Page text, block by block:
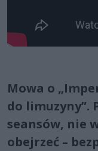
Mowa o
do limuzyny”.
seansów, nie
obejrzeć –